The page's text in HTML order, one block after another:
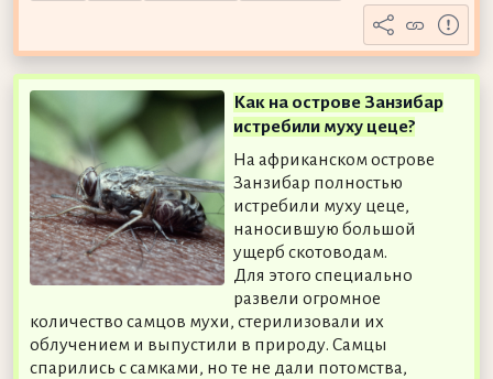
Как на острове Занзибар
истребили муху цеце?
На африканском острове
Занзибар полностью
истребили муху цеце,
наносившую большой
ущерб скотоводам.
Для этого специально
развели огромное
количество самцов мухи, стерилизовали их
облучением и выпустили в природу. Самцы
спарились с самками, но те не дали потомства,